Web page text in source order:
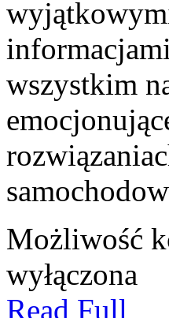
wszystkim
Możliwość
wyłączona
Read Full